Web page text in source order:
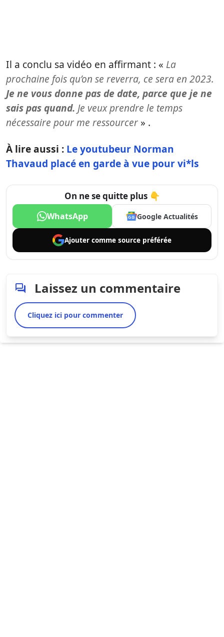
Il a conclu sa vidéo en affirmant : « La
prochaine fois qu’on se reverra, ce sera en 2023.
Je ne vous donne pas de date, parce que je ne
sais pas quand. Je veux prendre le temps
nécessaire pour me ressourcer » .
À lire aussi : Le youtubeur Norman
Thavaud placé en garde à vue pour vi*ls
On ne se quitte plus 👇
WhatsApp Google Actualités
Ajouter comme source préférée
Laissez un commentaire
Cliquez ici pour commenter